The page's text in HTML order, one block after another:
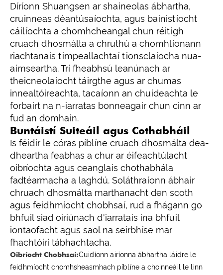
Díríonn Shuangsen ar shaineolas ábhartha,
cruinneas déantúsaíochta, agus bainistíocht
cáilíochta a chomhcheangal chun réitigh
cruach dhosmálta a chruthú a chomhlíonann
riachtanais timpeallachtaí tionsclaíocha nua-
aimseartha. Trí fheabhsú leanúnach ar
theicneolaíocht táirgthe agus ar chumas
innealtóireachta, tacaíonn an chuideachta le
forbairt na n-iarratas bonneagair chun cinn ar
fud an domhain.
Buntáistí Suiteáil agus Cothabháil
Is féidir le córas píblíne cruach dhosmálta dea-
dheartha feabhas a chur ar éifeachtúlacht
oibríochta agus ceanglais chothabhála
fadtéarmacha a laghdú. Soláthraíonn ábhair
chruach dhosmálta marthanacht den scoth
agus feidhmíocht chobhsaí, rud a fhágann go
bhfuil siad oiriúnach d'iarratais ina bhfuil
iontaofacht agus saol na seirbhíse mar
fhachtóirí tábhachtacha.
Oibríocht Chobhsaí:Cuidíonn airíonna ábhartha láidre le
feidhmíocht chomhsheasmhach píblíne a choinneáil le linn